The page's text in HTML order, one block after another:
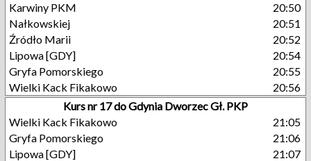
Karwiny PKM
20:50
Nałkowskiej
20:51
Źródło Marii
20:52
Lipowa [GDY]
20:54
Gryfa Pomorskiego
20:55
Wielki Kack Fikakowo
20:56
Kurs nr 17 do Gdynia Dworzec Gł. PKP
Wielki Kack Fikakowo
21:05
Gryfa Pomorskiego
21:06
Lipowa [GDY]
21:07